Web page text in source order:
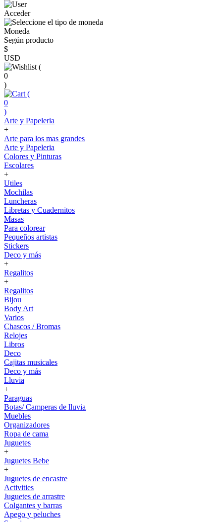
Acceder
Moneda
Según producto
$
USD
(
0
)
(
0
)
Arte y Papeleria
+
Arte para los mas grandes
Arte y Papeleria
Colores y Pinturas
Escolares
+
Utiles
Mochilas
Luncheras
Libretas y Cuadernitos
Masas
Para colorear
Pequeños artistas
Stickers
Deco y más
+
Regalitos
+
Regalitos
Bijou
Body Art
Varios
Chascos / Bromas
Relojes
Libros
Deco
Cajitas musicales
Deco y más
Lluvia
+
Paraguas
Botas/ Camperas de lluvia
Muebles
Organizadores
Ropa de cama
Juguetes
+
Juguetes Bebe
+
Juguetes de encastre
Activities
Juguetes de arrastre
Colgantes y barras
Apego y peluches